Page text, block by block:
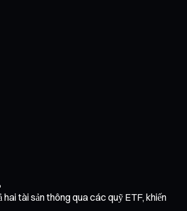
tài sản thông qua các quỹ ETF, khiến